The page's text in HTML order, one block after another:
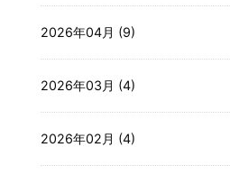
2026年04月 (9)
2026年03月 (4)
2026年02月 (4)